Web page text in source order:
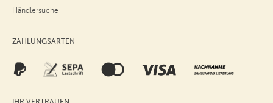
Händlersuche
ZAHLUNGSARTEN